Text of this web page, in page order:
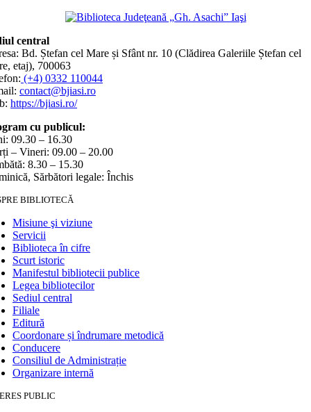
central
Bd. Ștefan cel Mare și Sfânt nr. 10 (Clădirea Galeriile Ștefan cel
etaj), 700063
(+4) 0332 110044
contact@bjiasi.ro
https://bjiasi.ro/
cu publicul:
09.30 – 16.30
– Vineri: 09.00 – 20.00
8.30 – 15.30
Sărbători legale: Închis
BIBLIOTECĂ
Misiune şi viziune
Servicii
Biblioteca în cifre
Scurt istoric
Manifestul bibliotecii publice
Legea bibliotecilor
Sediul central
Filiale
Editură
Coordonare și îndrumare metodică
Conducere
Consiliul de Administrație
Organizare internă
PUBLIC